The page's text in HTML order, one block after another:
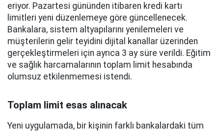
eriyor. Pazartesi gününden itibaren kredi kartı
limitleri yeni düzenlemeye göre güncellenecek.
Bankalara, sistem altyapılarını yenilemeleri ve
müşterilerin gelir teyidini dijital kanallar üzerinden
gerçekleştirmeleri için ayrıca 3 ay süre verildi. Eğitim
ve sağlık harcamalarının toplam limit hesabında
olumsuz etkilenmemesi istendi.
Toplam limit esas alınacak
Yeni uygulamada, bir kişinin farklı bankalardaki tüm